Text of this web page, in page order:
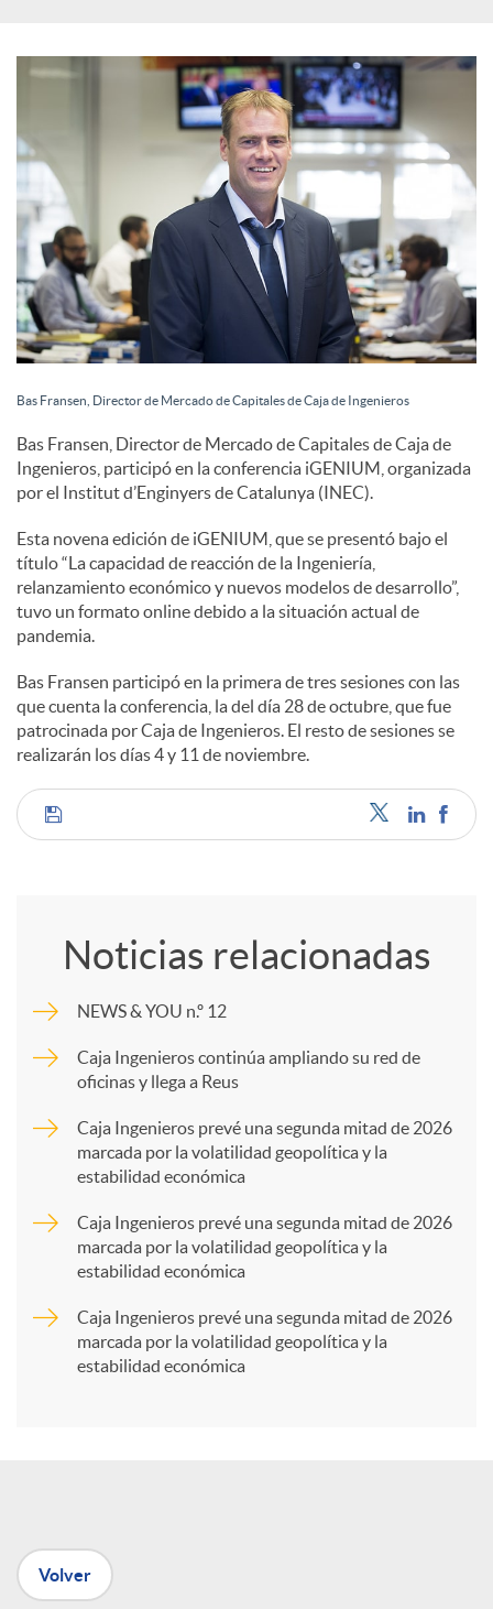
o
c
i
a
l
e
s
Bas Fransen, Director de Mercado de Capitales de Caja de Ingenieros
Bas Fransen, Director de Mercado de Capitales de Caja de
Ingenieros, participó en la conferencia iGENIUM, organizada
por el Institut d’Enginyers de Catalunya (INEC).
Esta novena edición de iGENIUM, que se presentó bajo el
título “La capacidad de reacción de la Ingeniería,
relanzamiento económico y nuevos modelos de desarrollo”,
tuvo un formato online debido a la situación actual de
pandemia.
Bas Fransen participó en la primera de tres sesiones con las
que cuenta la conferencia, la del día 28 de octubre, que fue
patrocinada por Caja de Ingenieros. El resto de sesiones se
realizarán los días 4 y 11 de noviembre.
C
m
p
a
n
Noticias relacionadas
NEWS & YOU n.º 12
Caja Ingenieros continúa ampliando su red de
oficinas y llega a Reus
Caja Ingenieros prevé una segunda mitad de 2026
marcada por la volatilidad geopolítica y la
estabilidad económica
Caja Ingenieros prevé una segunda mitad de 2026
marcada por la volatilidad geopolítica y la
estabilidad económica
Caja Ingenieros prevé una segunda mitad de 2026
marcada por la volatilidad geopolítica y la
estabilidad económica
Volver